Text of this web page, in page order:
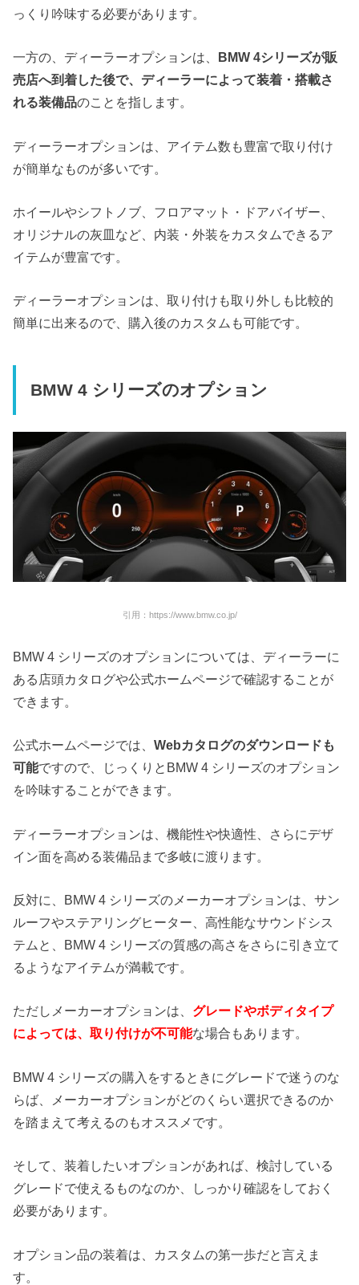
っくり吟味する必要があります。
一方の、ディーラーオプションは、 BMW 4シリーズが販
売店へ到着した後で、ディーラーによって装着・搭載さ
れる装備品のことを指します。
ディーラーオプションは、アイテム数も豊富で取り付け
が簡単なものが多いです。
ホイールやシフトノブ、フロアマット・ドアバイザー、
オリジナルの灰皿など、内装・外装をカスタムできるア
イテムが豊富です。
ディーラーオプションは、取り付けも取り外しも比較的
簡単に出来るので、購入後のカスタムも可能です。
BMW 4 シリーズのオプション
引用：https://www.bmw.co.jp/
BMW 4 シリーズのオプションについては、ディーラーに
ある店頭カタログや公式ホームページで確認することが
できます。
公式ホームページでは、Webカタログのダウンロードも
可能ですので、じっくりとBMW 4 シリーズのオプション
を吟味することができます。
ディーラーオプションは、機能性や快適性、さらにデザ
イン面を高める装備品まで多岐に渡ります。
反対に、BMW 4 シリーズのメーカーオプションは、サン
ルーフやステアリングヒーター、高性能なサウンドシス
テムと、BMW 4 シリーズの質感の高さをさらに引き立て
るようなアイテムが満載です。
ただしメーカーオプションは、 グレードやボディタイプ
によっては、取り付けが不可能な場合もあります。
BMW 4 シリーズの購入をするときにグレードで迷うのな
らば、メーカーオプションがどのくらい選択できるのか
を踏まえて考えるのもオススメです。
そして、装着したいオプションがあれば、検討している
グレードで使えるものなのか、しっかり確認をしておく
必要があります。
オプション品の装着は、カスタムの第一歩だと言えま
す。